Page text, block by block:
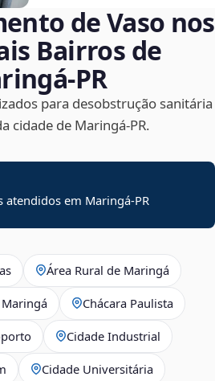
de Vaso nos
Bairros de
para desobstrução sanitária
cidade de Maringá‑PR.
atendidos em Maringá-PR
Área Rural de Maringá
Chácara Paulista
Cidade Industrial
Cidade Universitária